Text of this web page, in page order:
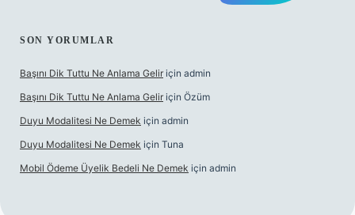
SON YORUMLAR
Başını Dik Tuttu Ne Anlama Gelir için admin
Başını Dik Tuttu Ne Anlama Gelir için Özüm
Duyu Modalitesi Ne Demek için admin
Duyu Modalitesi Ne Demek için Tuna
Mobil Ödeme Üyelik Bedeli Ne Demek için admin